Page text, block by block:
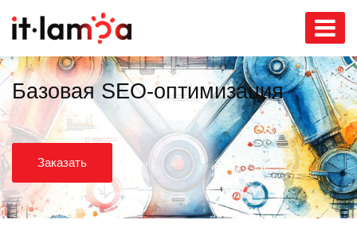
Базовая SEO-оптимизация
Заказать